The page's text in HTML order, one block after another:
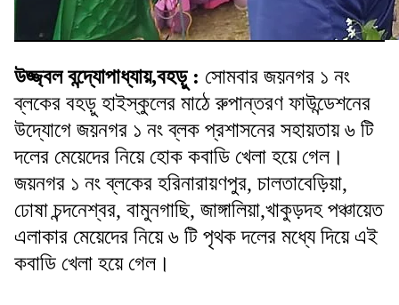
উজ্জ্বল বন্দ্যোপাধ্যায়,বহড়ু : সোমবার জয়নগর ১ নং
ব্লকের বহড়ু হাইস্কুলের মাঠে রুপান্তরণ ফাউন্ডেশনের
উদ্যোগে জয়নগর ১ নং ব্লক প্রশাসনের সহায়তায় ৬ টি
দলের মেয়েদের নিয়ে হোক কবাডি খেলা হয়ে গেল।
জয়নগর ১ নং ব্লকের হরিনারায়ণপুর, চালতাবেড়িয়া,
ঢোষা চন্দনেশ্বর, বামুনগাছি, জাঙ্গালিয়া,খাকুড়দহ পঞ্চায়েত
এলাকার মেয়েদের নিয়ে ৬ টি পৃথক দলের মধ্যে দিয়ে এই
কবাডি খেলা হয়ে গেল।